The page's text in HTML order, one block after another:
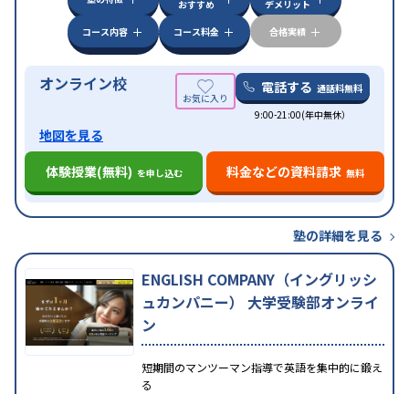
おすすめ
デメリット
コース内容
コース料金 合格実績
オンライン校 電話する 通話料無料
9:00-21:00(年中無休）
地図を見る
体験授業(無料) を申し込む 料金などの資料請求 無料
塾の詳細を見る
ENGLISH COMPANY（イングリッシ
ュカンパニー） 大学受験部オンライ
ン
短期間のマンツーマン指導で英語を集中的に鍛え
る